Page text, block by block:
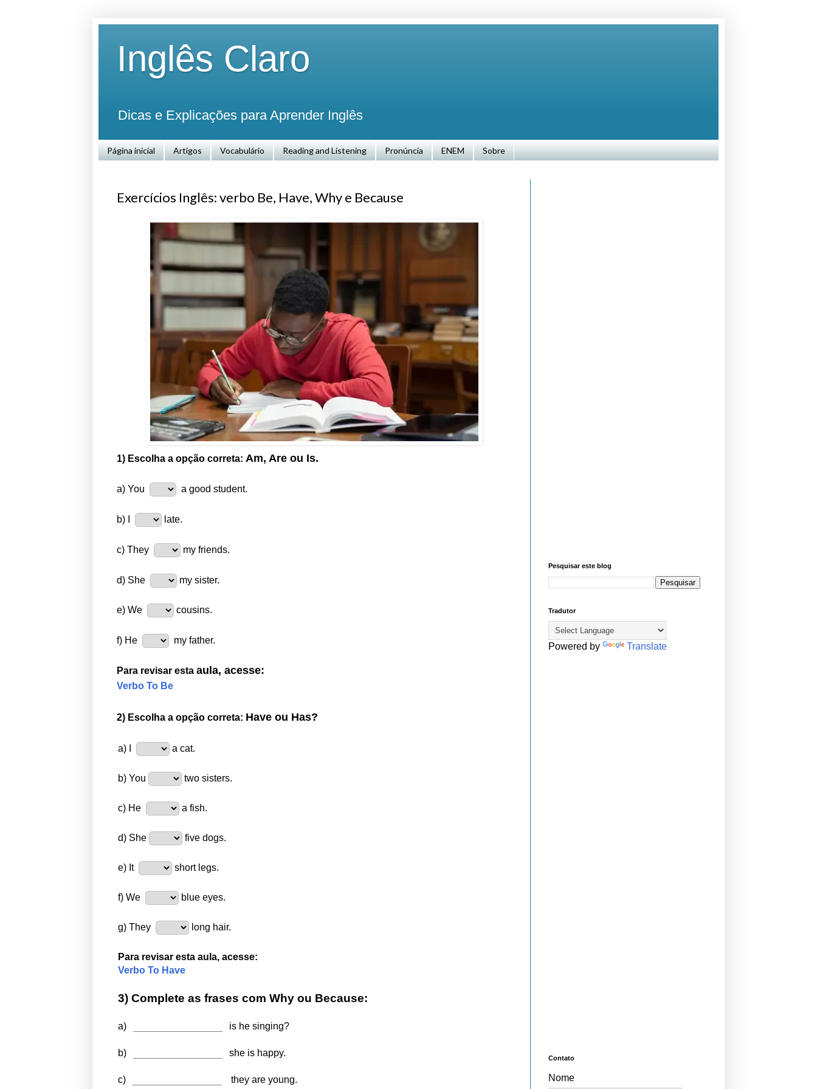
Inglês Claro
Dicas e Explicações para Aprender Inglês
Página inicial Artigos Vocabulário Reading and Listening Pronúncia ENEM Sobre
Exercícios Inglês: verbo Be, Have, Why e Because
1) Escolha a opção correta: Am, Are ou Is.
a) You a good student.
b) I late.
c) They my friends.
d) She my sister.
e) We cousins.
f) He my father.
Para revisar esta aula, acesse:
Verbo To Be
2) Escolha a opção correta: Have ou Has?
a) I a cat.
b) You two sisters.
c) He a fish.
d) She five dogs.
e) It short legs.
f) We blue eyes.
g) They long hair.
Para revisar esta aula, acesse:
Verbo To Have
3) Complete as frases com Why ou Because:
a) is he singing?
b) she is happy.
c) they are young.
Pesquisar este blog
Tradutor
Powered by Translate
Contato
Nome